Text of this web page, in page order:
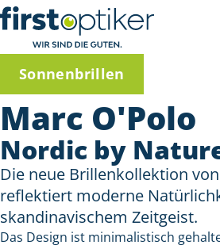
Sonnenbrillen
Marc O'Polo
Nordic by
Die neue Brillenkollektion
reflektiert moderne
skandinavischem Zeitgeist.
Das Design ist minimalistisch